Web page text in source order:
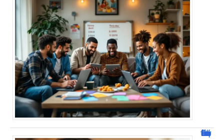
Jacques Dutronc fortune : estimation et sources de richesse !